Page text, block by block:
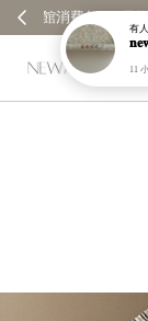
有人
11